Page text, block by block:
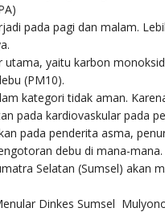
pada pagi dan malam.
yaitu karbon
(PM10).
kategori tidak aman.
pada kardiovaskular pada
pada penderita asma,
debu di mana-mana.
Selatan (Sumsel) akan
Dinkes Sumsel